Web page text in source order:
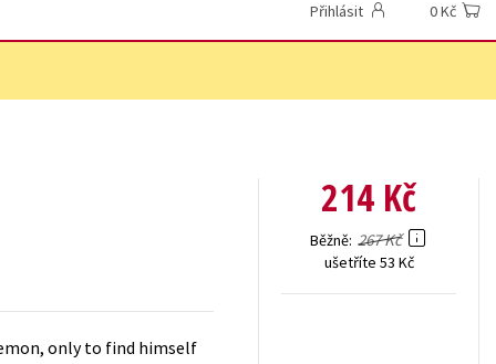
Přihlásit 0 Kč
only to find himself
214 Kč
Běžně 267 Kč
ušetříte 53 Kč